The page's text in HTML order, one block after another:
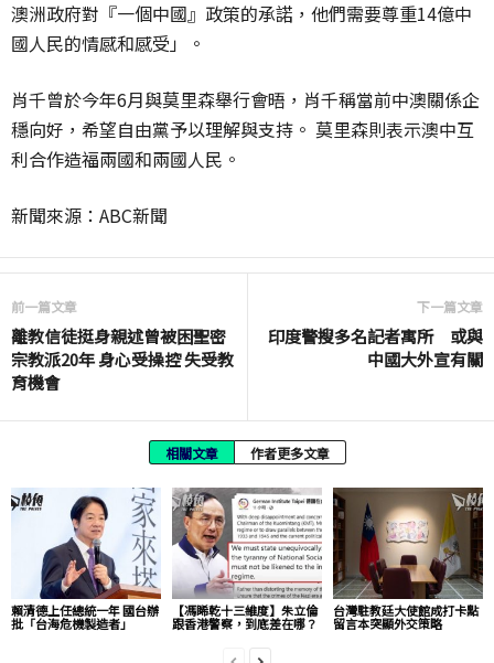
澳洲政府對『一個中國』政策的承諾，他們需要尊重14億中
國人民的情感和感受」。
肖千曾於今年6月與莫里森舉行會晤，肖千稱當前中澳關係企
穩向好，希望自由黨予以理解與支持。 莫里森則表示澳中互
利合作造福兩國和兩國人民。
新聞來源：ABC新聞
前一篇文章
離教信徒挺身親述曾被困聖密
宗教派20年 身心受操控 失受教
育機會
下一篇文章
印度警搜多名記者寓所 或與
中國大外宣有關
相關文章 作者更多文章
賴清德上任總統一年 國台辦
批「台海危機製造者」
【馮睎乾十三維度】朱立倫
跟香港警察，到底差在哪？
台灣駐教廷大使館成打卡點
留言本突顯外交策略